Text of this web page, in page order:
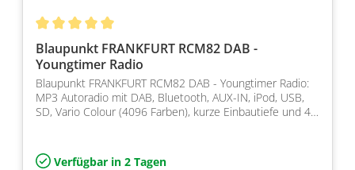
Blaupunkt FRANKFURT RCM82 DAB -
Youngtimer Radio
Blaupunkt FRANKFURT RCM82 DAB - Youngtimer Radio:
MP3 Autoradio mit DAB, Bluetooth, AUX-IN, iPod, USB,
SD, Vario Colour (4096 Farben), kurze Einbautiefe und 4…
Verfügbar in 2 Tagen